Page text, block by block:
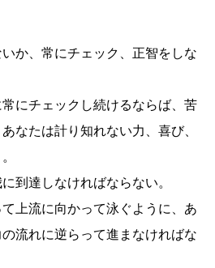
か、常にチェック、正智をしな
にチェックし続けるならば、苦
なたは計り知れない力、喜び、
到達しなければならない。
上流に向かって泳ぐように、あ
流れに逆らって進まなければな